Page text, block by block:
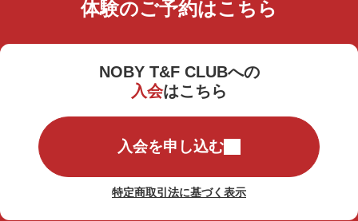
体験のご予約はこちら
NOBY T&F CLUBへの
入会はこちら
入会を申し込む
特定商取引法に基づく表示